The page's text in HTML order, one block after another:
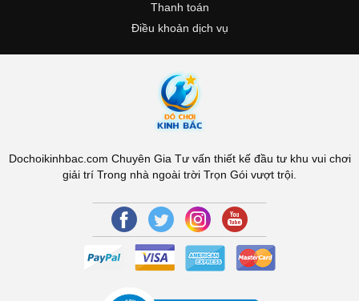
Thanh toán
Điều khoản dịch vụ
Dochoikinhbac.com Chuyên Gia Tư vấn thiết kế đầu tư khu vui chơi
giải trí Trong nhà ngoài trời Trọn Gói vượt trội.